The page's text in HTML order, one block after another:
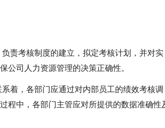
责考核制度的建立，拟定考核计划，并对实
公司人力资源管理的决策正确性。
着，各部门应通过对内部员工的绩效考核调
程中，各部门主管应对所提供的数据准确性